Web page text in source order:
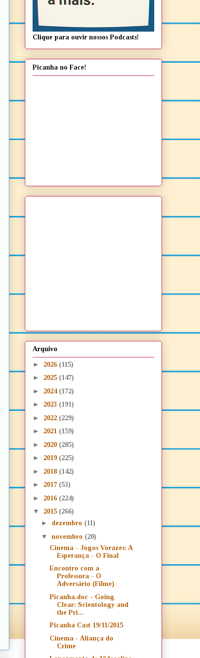
Clique para ouvir nossos Podcasts!
Picanha no Face!
Arquivo
► 2026 (115)
► 2025 (147)
► 2024 (172)
► 2023 (191)
► 2022 (229)
► 2021 (159)
► 2020 (285)
► 2019 (225)
► 2018 (142)
► 2017 (53)
► 2016 (224)
▼ 2015 (266)
► dezembro (11)
▼ novembro (20)
Cinema - Jogos Vorazes: A
Esperança - O Final
Encontro com a
Professora - O
Adversário (Filme)
Picanha.doc - Going
Clear: Scientology and
the Pri...
Picanha Cast 19/11/2015
Cinema - Aliança do
Crime